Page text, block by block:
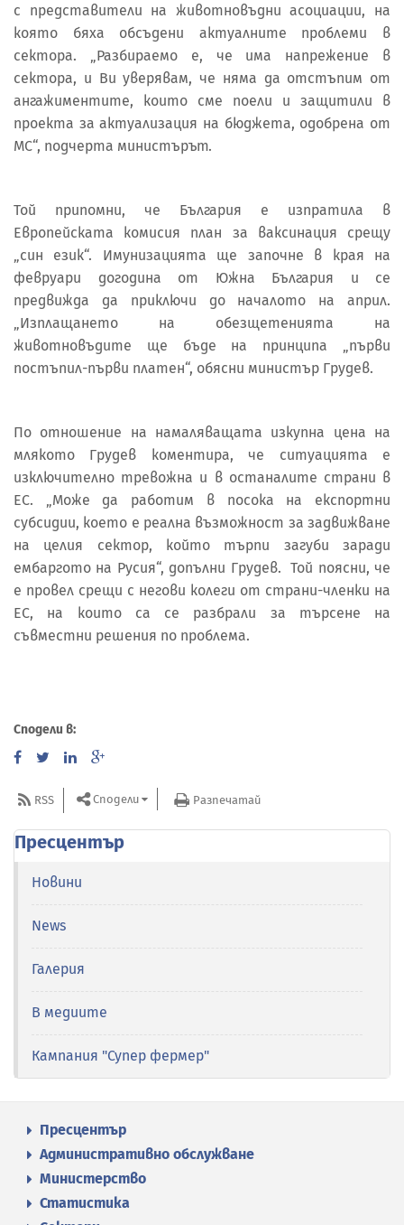
с представители на животновъдни асоциации, на
която бяха обсъдени актуалните проблеми в
сектора. „Разбираемо е, че има напрежение в
сектора, и Ви уверявам, че няма да отстъпим от
ангажиментите, които сме поели и защитили в
проекта за актуализация на бюджета, одобрена от
МС“, подчерта министърът.
Той припомни, че България е изпратила в
Европейската комисия план за ваксинация срещу
„син език“. Имунизацията ще започне в края на
февруари догодина от Южна България и се
предвижда да приключи до началото на април.
„Изплащането на обезщетенията на
животновъдите ще бъде на принципа „първи
постъпил-първи платен“, обясни министър Грудев.
По отношение на намаляващата изкупна цена на
млякото Грудев коментира, че ситуацията е
изключително тревожна и в останалите страни в
ЕС. „Може да работим в посока на експортни
субсидии, което е реална възможност за задвижване
на целия сектор, който търпи загуби заради
ембаргото на Русия“, допълни Грудев. Той поясни, че
е провел срещи с негови колеги от страни-членки на
ЕС, на които са се разбрали за търсене на
съвместни решения по проблема.
Сподели в:
RSS Сподели Разпечатай
Пресцентър
Новини
News
Галерия
В медиите
Кампания "Супер фермер"
Пресцентър
Административно обслужване
Министерство
Статистика